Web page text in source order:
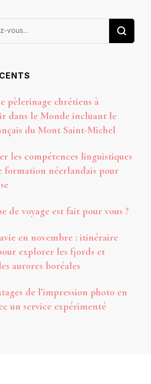
pèlerinage chrétiens à
dans le Monde incluant le
du Mont Saint-Michel
les compétences linguistiques
formation néerlandais pour
de voyage est fait pour vous ?
en novembre : itinéraire
explorer les fjords et
aurores boréales
de l’impression photo en
un service expérimenté